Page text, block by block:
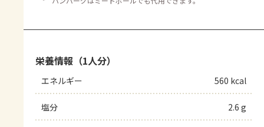
栄養情報（1人分）
エネルギー 560 kcal
塩分 2.6 g